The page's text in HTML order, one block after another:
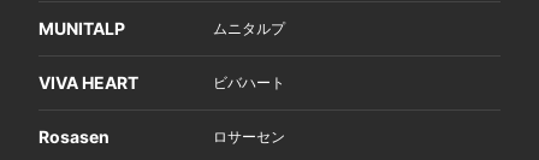
MUNITALP ムニタルプ
VIVA HEART ビバハート
Rosasen ロサーセン